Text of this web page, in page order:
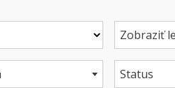
Zobraziť
Status